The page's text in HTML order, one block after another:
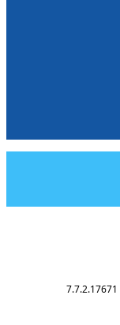
7.7.2.17671